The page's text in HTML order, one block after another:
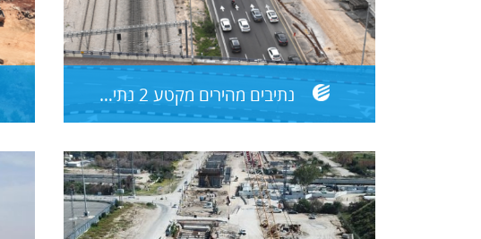
נתיבים מהירים מקטע 2 נתיבי איילון